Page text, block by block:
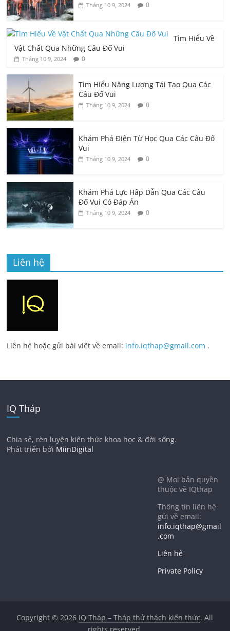
Tháng 10 9, 2024 0
Tìm Hiểu Về
Vật Chất Qua Những Câu Đố Vui
Tháng 10 9, 2024 0
Tìm Hiểu Năng Lượng Tái Tạo Qua Các
Câu Đố Vui
Tháng 10 9, 2024 0
Khám Phá Điện Từ Học Qua Các Câu Đố
Vui
Tháng 10 9, 2024 0
Khám Phá Lực Hấp Dẫn Qua Các Câu
Đố Vui Có Đáp Án
Tháng 10 9, 2024 0
Liên hệ
Liên hệ hoặc gửi bài viết về email: info.iqthap@gmail.com .
IQ Tháp
Chia sẻ, rèn luyện kiến thức khoa học & đời sống.
Phát triển bởi MiinDigital
@ Mọi bản quyền
thuộc về IQthap
Thông tin liên hệ
gửi về email:
info.iqthap@gmail
.com
Liên hệ
Private Policy
Copyright © 2026 IQ Tháp – Tháp thử thách kiến thức. All